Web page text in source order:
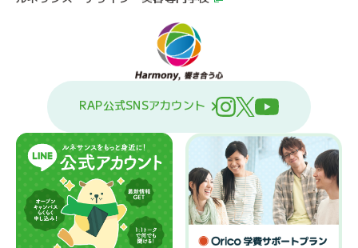
RAP公式SNSアカウント